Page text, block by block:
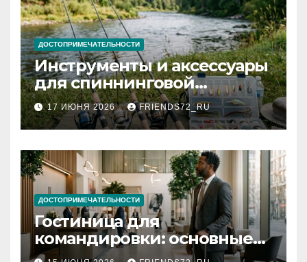
ДОСТОПРИМЕЧАТЕЛЬНОСТИ
Инструменты и аксессуары
для спиннинговой
рыбалки: назначение и
типы
17 ИЮНЯ 2026 FRIENDS72_RU
ДОСТОПРИМЕЧАТЕЛЬНОСТИ
Гостиница для
командировки: основные
критерии выбора